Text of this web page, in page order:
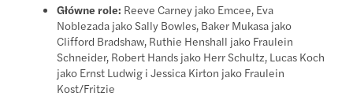
Główne role: Reeve Carney jako Emcee, Eva
Noblezada jako Sally Bowles, Baker Mukasa jako
Clifford Bradshaw, Ruthie Henshall jako Fraulein
Schneider, Robert Hands jako Herr Schultz, Lucas Koch
jako Ernst Ludwig i Jessica Kirton jako Fraulein
Kost/Fritzie